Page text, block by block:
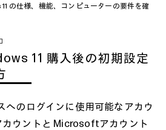
の仕様、機能、コンピューターの要件を確
11 購入後の初期設定
へのログインに使用可能なアカウ
カウントと Microsoftアカウント